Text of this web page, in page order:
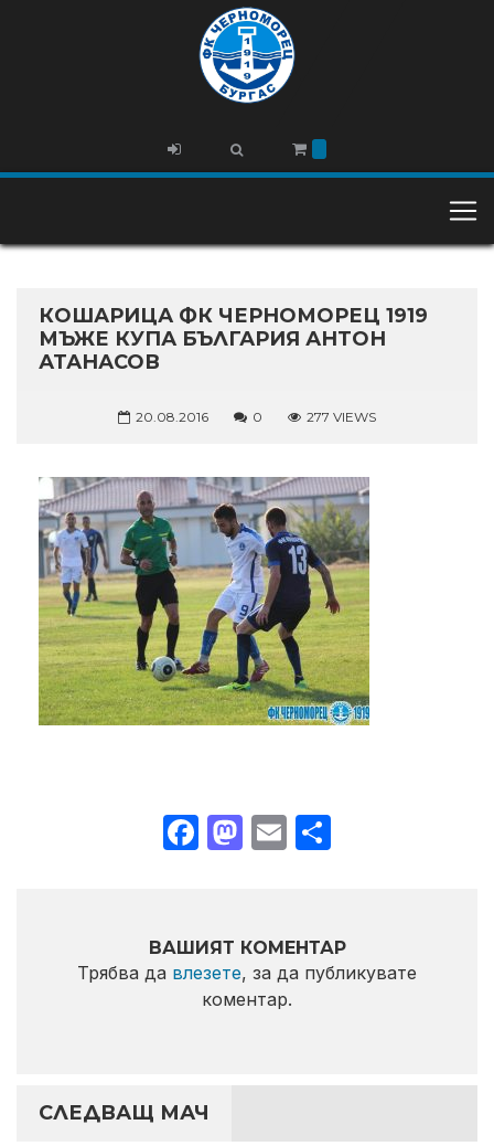
КОШАРИЦА ФК ЧЕРНОМОРЕЦ 1919
МЪЖЕ КУПА БЪЛГАРИЯ АНТОН
АТАНАСОВ
20.08.2016 0 277 VIEWS
Facebook
Mastodon
Email
ВАШИЯТ КОМЕНТАР
Трябва да влезете, за да публикувате
коментар.
СЛЕДВАЩ МАЧ